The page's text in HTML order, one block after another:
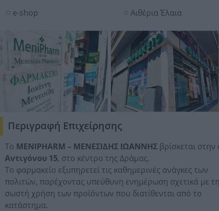
e-shop Αιθέρια Έλαια
Περιγραφή Επιχείρησης
Το MENIPHARM – ΜΕΝΕΣΙΔΗΣ ΙΩΑΝΝΗΣ βρίσκεται στην
Αντιγόνου 15, στο κέντρο της Δράμας.
Το φαρμακείο εξυπηρετεί τις καθημερινές ανάγκες των
πολιτών, παρέχοντας υπεύθυνη ενημέρωση σχετικά με
σωστή χρήση των προϊόντων που διατίθενται από το
κατάστημα.